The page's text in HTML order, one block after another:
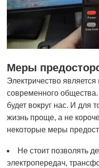
Меры
Электричество
современного
будет вокруг нас. И для
жизнь проще, а не
некоторые меры
Не стоит позволять
электропередач,